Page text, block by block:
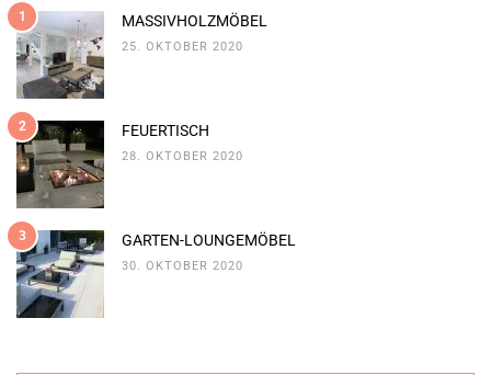
1 MASSIVHOLZMÖBEL
25. OKTOBER 2020
2 FEUERTISCH
28. OKTOBER 2020
3 GARTEN-LOUNGEMÖBEL
30. OKTOBER 2020